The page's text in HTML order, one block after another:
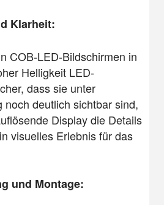
Klarheit:
COB-LED-Bildschirmen in
Helligkeit LED-
dass sie unter
noch deutlich sichtbar sind,
Display die Details
visuelles Erlebnis für das
und Montage: